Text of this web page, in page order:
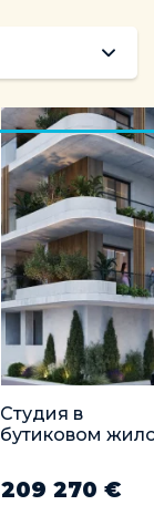
Студия в
бутиковом
Валенсии
209 270 €